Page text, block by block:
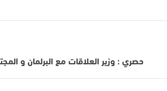
حصري : وزير العلاقات مع البرلمان و